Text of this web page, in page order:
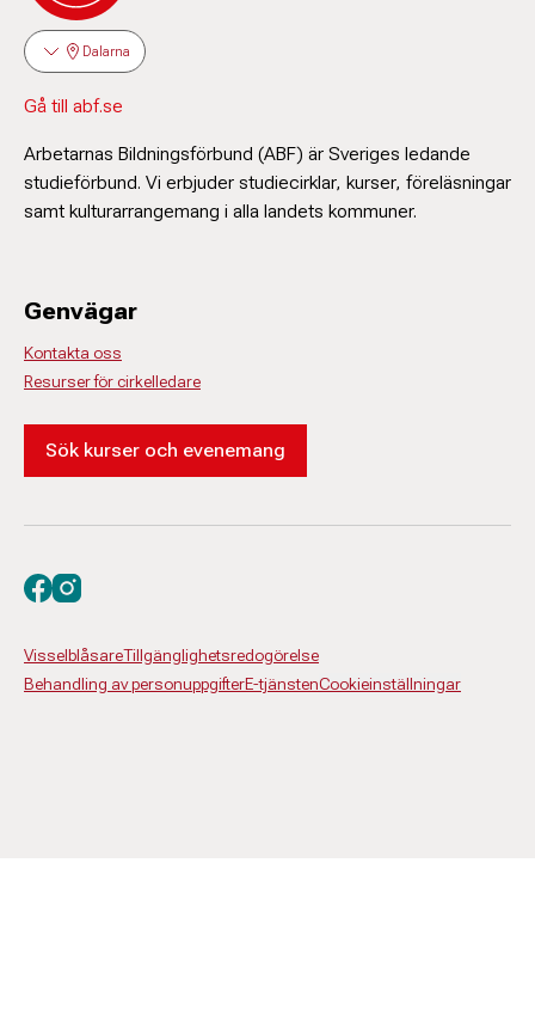
Dalarna
Gå till abf.se
Arbetarnas Bildningsförbund (ABF) är Sveriges ledande
studieförbund. Vi erbjuder studiecirklar, kurser, föreläsningar
samt kulturarrangemang i alla landets kommuner.
Genvägar
Kontakta oss
Resurser för cirkelledare
Sök kurser och evenemang
VisselblåsareTillgänglighetsredogörelse
Behandling av personuppgifterE-tjänstenCookieinställningar
Besök oss på facebook
Besök oss på instagram